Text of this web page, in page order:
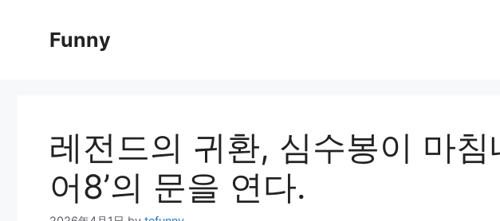
Funny
레전드의 귀환, 심수봉이 마침
어8’의 문을 연다.